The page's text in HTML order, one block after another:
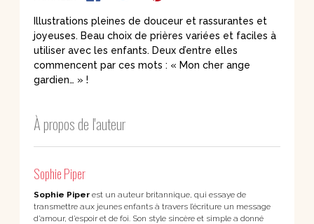
Illustrations pleines de douceur et rassurantes et
joyeuses. Beau choix de prières variées et faciles à
utiliser avec les enfants. Deux d’entre elles
commencent par ces mots : « Mon cher ange
gardien… » !
À propos de l'auteur
Sophie Piper
Sophie Piper est un auteur britannique, qui essaye de
transmettre aux jeunes enfants à travers l’écriture un message
d’amour, d’espoir et de foi. Son style sincère et simple a donné